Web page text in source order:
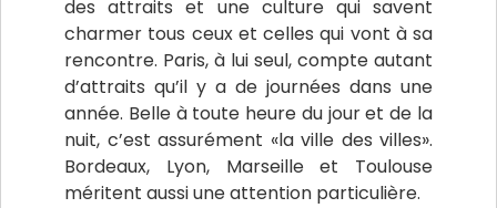
des attraits et une culture qui savent
charmer tous ceux et celles qui vont à sa
rencontre. Paris, à lui seul, compte autant
d’attraits qu’il y a de journées dans une
année. Belle à toute heure du jour et de la
nuit, c’est assurément «la ville des villes».
Bordeaux, Lyon, Marseille et Toulouse
méritent aussi une attention particulière.